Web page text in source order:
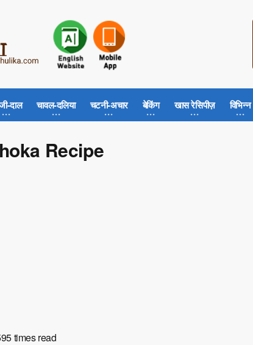
दाल चावल-दलिया चटनी-अचार बेकिंग खास रेसिपीज़ विभिन्न
Recipe
times read